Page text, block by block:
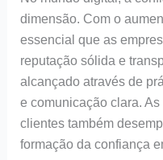
dimensão. Com o
essencial que as
reputação sólida e
alcançado através de
e comunicação clara.
clientes também
formação da confiança